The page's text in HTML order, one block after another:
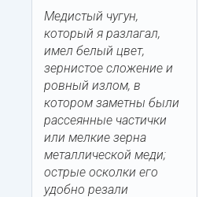
Медистый чугун,
который я разлагал,
имел белый цвет,
зернистое сложение и
ровный излом, в
котором заметны были
рассеянные частички
или мелкие зерна
металлической меди;
острые осколки его
удобно резали